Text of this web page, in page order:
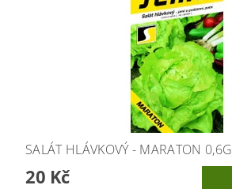
SALÁT HLÁVKOVÝ - MARATON 0,6G
20 Kč